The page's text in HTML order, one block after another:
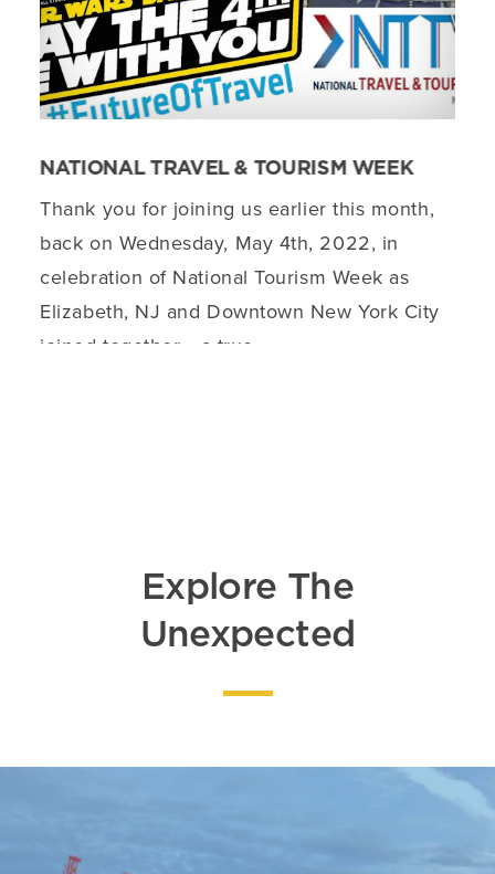
NATIONAL TRAVEL & TOURISM WEEK
Thank you for joining us earlier this month,
back on Wednesday, May 4th, 2022, in
celebration of National Tourism Week as
Elizabeth, NJ and Downtown New York City
joined together... a true…
Explore The
Unexpected